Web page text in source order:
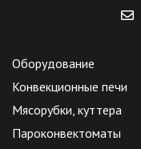
Оборудование
Конвекционные печи
Мясорубки, куттера
Пароконвектоматы